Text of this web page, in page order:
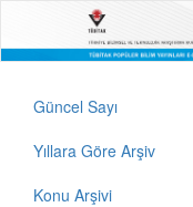
Güncel Sayı
Yıllara Göre Arşiv
Konu Arşivi